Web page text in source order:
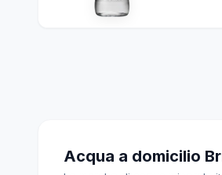
Acqua a domicilio